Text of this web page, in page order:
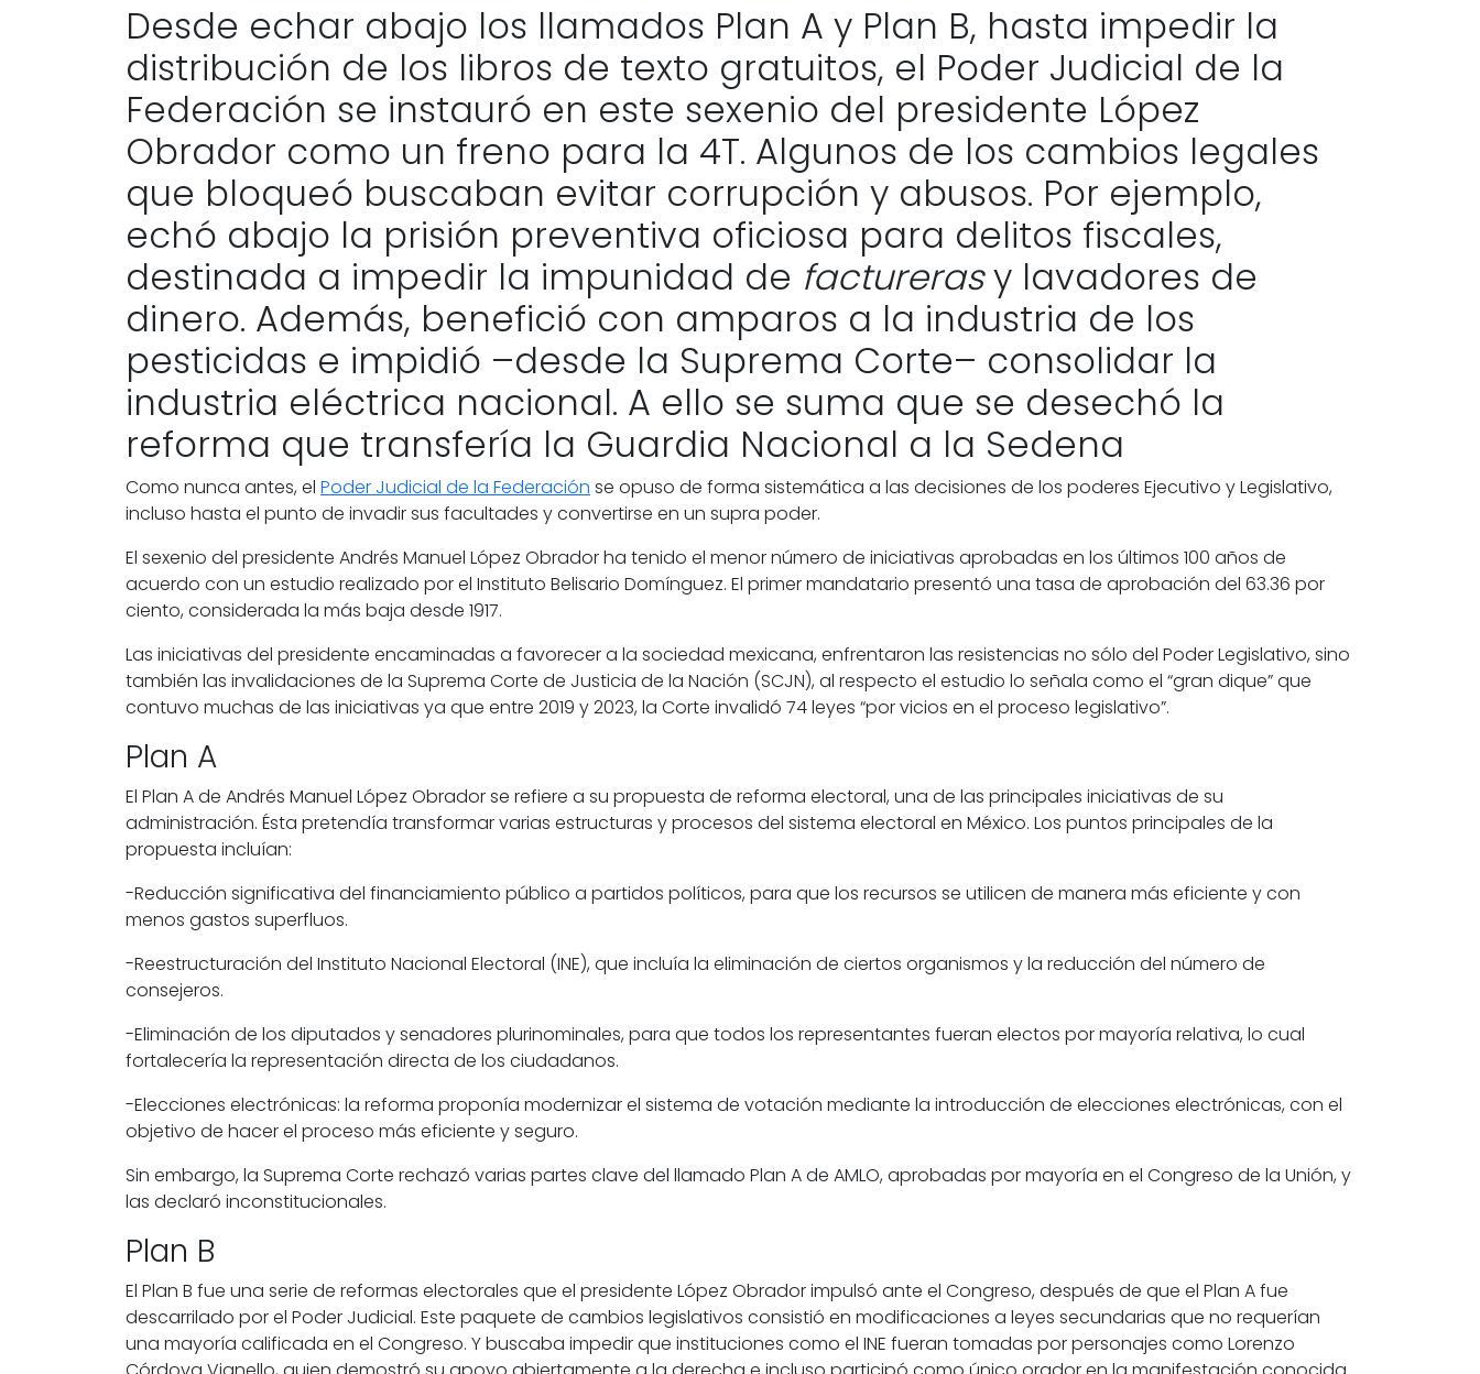
Desde echar abajo los llamados Plan A y Plan B, hasta impedir la
distribución de los libros de texto gratuitos, el Poder Judicial de la
Federación se instauró en este sexenio del presidente López
Obrador como un freno para la 4T. Algunos de los cambios legales
que bloqueó buscaban evitar corrupción y abusos. Por ejemplo,
echó abajo la prisión preventiva oficiosa para delitos fiscales,
destinada a impedir la impunidad de facturerasy lavadores de
dinero. Además, benefició con amparos a la industria de los
pesticidas e impidió –desde la Suprema Corte– consolidar la
industria eléctrica nacional. A ello se suma que se desechó la
reforma que transfería la Guardia Nacional a la Sedena
Como nunca antes, el Poder Judicial de la Federación se opuso de forma sistemática a las decisiones de los poderes Ejecutivo yLegislativo,
incluso hasta el punto de invadir sus facultades y convertirse en un supra poder.
El sexenio del presidente Andrés Manuel López Obradorha tenido el menor número de iniciativas aprobadas en los últimos 100 años de
acuerdo con un estudio realizado por el Instituto Belisario Domínguez. El primer mandatario presentó una tasa de aprobación del 63.36 por
ciento, considerada la más baja desde 1917.
Las iniciativas del presidente encaminadas a favorecer a la sociedad mexicana, enfrentaron las resistencias no sólo del Poder Legislativo, sino
también las invalidaciones de la Suprema Corte de Justicia de la Nación (SCJN), al respecto el estudio lo señala como el “gran dique” que
contuvo muchas de las iniciativas ya que entre 2019 y 2023, la Corte invalidó 74 leyes “por vicios en el proceso legislativo”.
Plan A
El Plan Ade Andrés Manuel López Obrador se refiere a su propuesta de reforma electoral, una de las principales iniciativas de su
administración. Ésta pretendía transformar varias estructuras y procesos del sistema electoral en México. Los puntos principales de la
propuesta incluían:
-Reducción significativa del financiamiento público a partidos políticos, para que los recursos se utilicen de manera más eficiente y con
menos gastos superfluos.
-Reestructuración del Instituto Nacional Electoral (INE), que incluía la eliminación de ciertos organismos y la reducción del número de
consejeros.
-Eliminación de los diputados y senadores plurinominales, para que todos los representantes fueran electos por mayoría relativa, lo cual
fortalecería la representación directa de los ciudadanos.
-Elecciones electrónicas: la reforma proponía modernizar el sistema de votación mediante la introducción de elecciones electrónicas, con el
objetivo de hacer el proceso más eficiente y seguro.
Sin embargo, la Suprema Corte rechazó varias partes clave del llamado Plan A de AMLO, aprobadas por mayoría en el Congreso de la Unión, y
las declaró inconstitucionales.
Plan B
El Plan B fue una serie de reformas electorales que el presidente López Obrador impulsó ante el Congreso, después de que el Plan A fue
descarrilado por el Poder Judicial. Este paquete de cambios legislativos consistió en modificaciones a leyes secundarias que no requerían
una mayoría calificada en el Congreso. Y buscaba impedir que instituciones como el INE fueran tomadas por personajes como Lorenzo